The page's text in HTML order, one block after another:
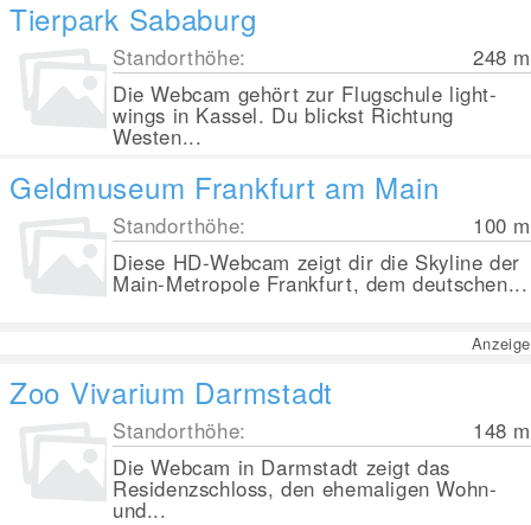
Tierpark Sababurg
Standorthöhe: 248 m
Die Webcam gehört zur Flugschule light-
wings in Kassel. Du blickst Richtung
Westen...
Geldmuseum Frankfurt am Main
Standorthöhe: 100 m
Diese HD-Webcam zeigt dir die Skyline der
Main-Metropole Frankfurt, dem deutschen...
Anzeige
Zoo Vivarium Darmstadt
Standorthöhe: 148 m
Die Webcam in Darmstadt zeigt das
Residenzschloss, den ehemaligen Wohn-
und...